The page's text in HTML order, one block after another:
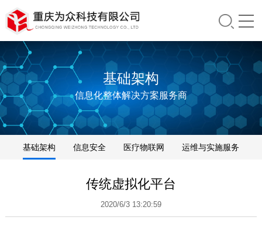
基础架构
信息化整体解决方案服务商
基础架构 信息安全 医疗物联网 运维与实施服务
传统虚拟化平台
2020/6/3 13:20:59